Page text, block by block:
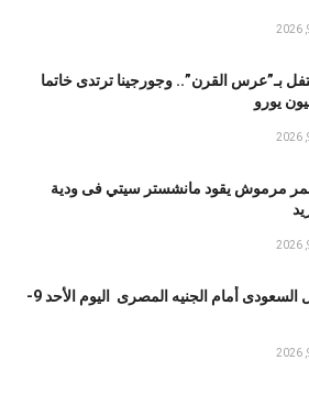
بـ”عرس القرن”.. وجورجينا ترتدى خاتما
مرموش يقود مانشستر سيتي فى ودية
سعر الريال السعودى أمام الجنيه المصرى اليوم الأحد 9-